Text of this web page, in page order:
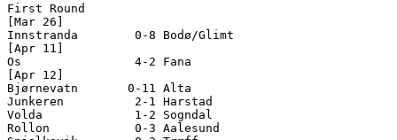
First Round
[Mar 26]
Innstranda        0-8 Bodø/Glimt
[Apr 11]
Os                4-2 Fana
[Apr 12]
Bjørnevatn       0-11 Alta
Junkeren          2-1 Harstad
Volda             1-2 Sogndal
Rollon            0-3 Aalesund